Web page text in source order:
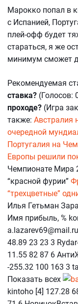
Марокко попал в
с Испанией,
плей-офф будет
стараться, я же
минимум сможет
Рекомендуемая
ставка? (Голосов:
проходе? (Игра
также: Австралия
очередной
Португалия на
Европы решили
Чемпионате Мира
“красной фурии”
“трехцветные”
Илья Гетьман
Имя прибыль, %
48.89 23 23 3
11.55 82 87 6
-255.32 100 163 3
Показать всех
kintoho [4] 127.28